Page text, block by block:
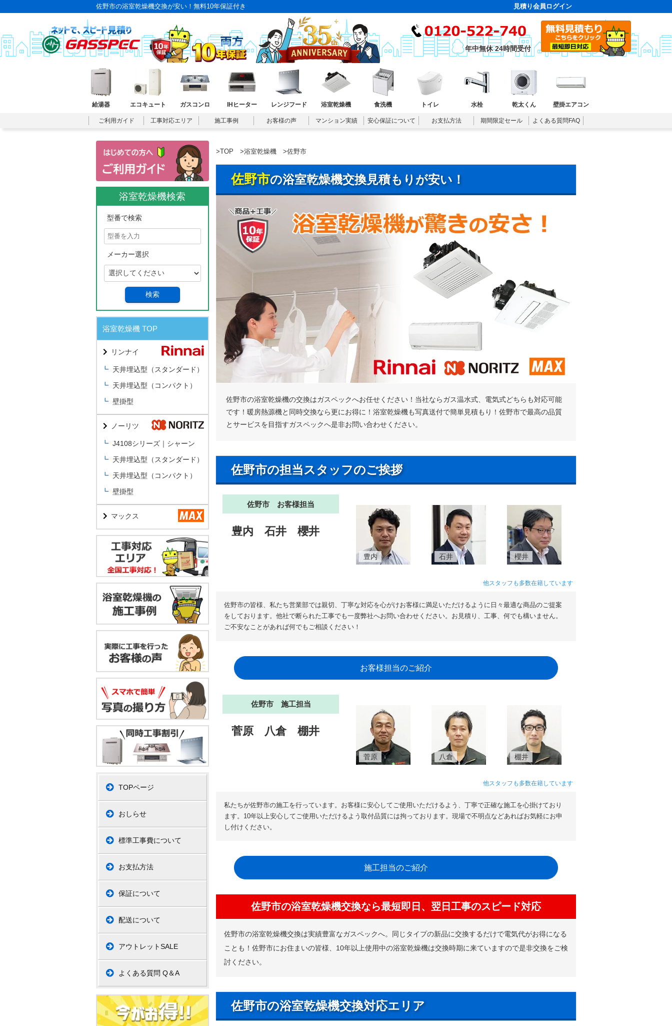
佐野市の浴室乾燥機交換が安い！無料10年保証付き 見積り会員ログイン
年中無休 24時間受付
給湯器 エコキュート ガスコンロ IHヒーター レンジフード 浴室乾燥機 食洗機 トイレ 水栓 乾太くん 壁掛エアコン
ご利用ガイド 工事対応エリア 施工事例 お客様の声 マンション実績 安心保証について お支払方法 期間限定セール よくある質問FAQ
浴室乾燥機検索
型番で検索
メーカー選択
検索
浴室乾燥機 TOP
リンナイ
天井埋込型（スタンダード）
天井埋込型（コンパクト）
壁掛型
ノーリツ
J4108シリーズ｜シャーン
天井埋込型（スタンダード）
天井埋込型（コンパクト）
壁掛型
マックス
TOPページ
おしらせ
標準工事費について
お支払方法
保証について
配送について
アウトレットSALE
よくある質問 Q＆A
>TOP >浴室乾燥機 >佐野市
佐野市の浴室乾燥機交換見積もりが安い！
佐野市の浴室乾燥機の交換はガスペックへお任せください！当社ならガス温水式、電気式どちらも対応可能
です！暖房熱源機と同時交換なら更にお得に！浴室乾燥機も写真送付で簡単見積もり！佐野市で最高の品質
とサービスを目指すガスペックへ是非お問い合わせください。
佐野市の担当スタッフのご挨拶
佐野市 お客様担当
豊内 石井 櫻井
豊内 石井 櫻井
他スタッフも多数在籍しています
佐野市の皆様、私たち営業部では親切、丁寧な対応を心がけお客様に満足いただけるように日々最適な商品のご提案
をしております。他社で断られた工事でも一度弊社へお問い合わせください。お見積り、工事、何でも構いません。
ご不安なことがあれば何でもご相談ください！
お客様担当のご紹介
佐野市 施工担当
菅原 八倉 棚井
菅原 八倉 棚井
他スタッフも多数在籍しています
私たちが佐野市の施工を行っています。お客様に安心してご使用いただけるよう、丁寧で正確な施工を心掛けており
ます。10年以上安心してご使用いただけるよう取付品質には拘っております。現場で不明点などあればお気軽にお申
し付けください。
施工担当のご紹介
佐野市の浴室乾燥機交換なら最短即日、翌日工事のスピード対応
佐野市の浴室乾燥機交換は実績豊富なガスペックへ。同じタイプの新品に交換するだけで電気代がお得になる
ことも！佐野市にお住まいの皆様、10年以上使用中の浴室乾燥機は交換時期に来ていますので是非交換をご検
討ください。
佐野市の浴室乾燥機交換対応エリア